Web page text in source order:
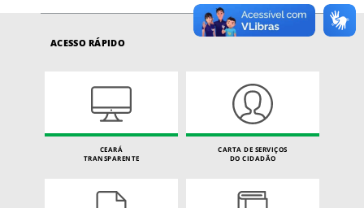
ACESSO RÁPIDO
CEARÁ
TRANSPARENTE
CARTA DE SERVIÇOS
DO CIDADÃO